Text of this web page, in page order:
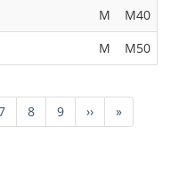
M
M40
M M50
Σελίδα
8 Σελίδα
9
Next
page
››
Last
page
»